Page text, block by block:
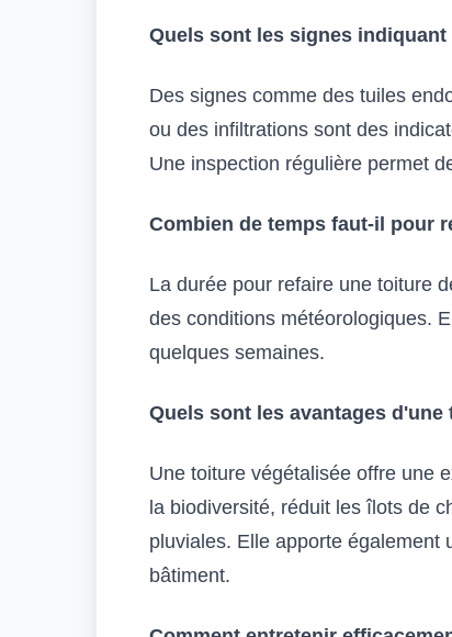
Quels sont les signes
Des signes comme des tuiles
ou des infiltrations sont des
Une inspection régulière permet
Combien de temps faut-il pour
La durée pour refaire une toiture
des conditions météorologiques.
quelques semaines.
Quels sont les avantages d'une
Une toiture végétalisée offre une
la biodiversité, réduit les îlots de
pluviales. Elle apporte également
bâtiment.